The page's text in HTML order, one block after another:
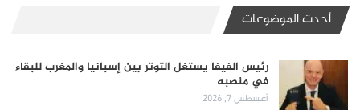
أحدث الموضوعات
رئيس الفيفا يستغل التوتر بين إسبانيا والمغرب للبقاء
في منصبه
أغسطس 7, 2026